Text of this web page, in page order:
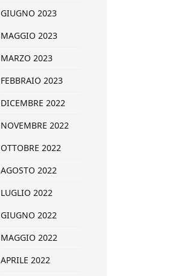
GIUGNO 2023
MAGGIO 2023
MARZO 2023
FEBBRAIO 2023
DICEMBRE 2022
NOVEMBRE 2022
OTTOBRE 2022
AGOSTO 2022
LUGLIO 2022
GIUGNO 2022
MAGGIO 2022
APRILE 2022